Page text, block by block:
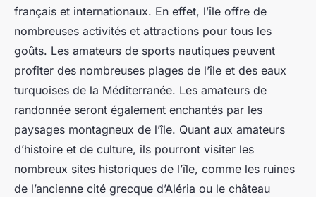
français et internationaux. En effet, l’île offre de
nombreuses activités et attractions pour tous les
goûts. Les amateurs de sports nautiques peuvent
profiter des nombreuses plages de l’île et des eaux
turquoises de la Méditerranée. Les amateurs de
randonnée seront également enchantés par les
paysages montagneux de l’île. Quant aux amateurs
d’histoire et de culture, ils pourront visiter les
nombreux sites historiques de l’île, comme les ruines
de l’ancienne cité grecque d’Aléria ou le château